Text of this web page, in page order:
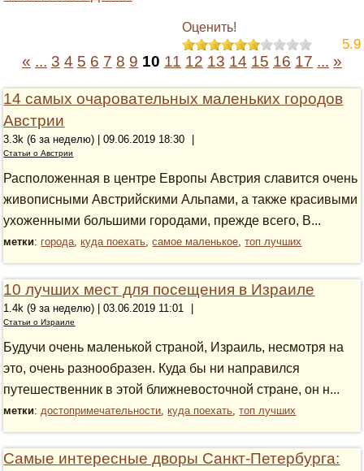
Оценить!
5.9
« ... 3 4 5 6 7 8 9 10 11 12 13 14 15 16 17 ... »
14 самых очаровательных маленьких городов
Австрии
3.3k (6 за неделю) | 09.06.2019 18:30
Статьи о Австрии
Расположенная в центре Европы Австрия славится очень
живописными Австрийскими Альпами, а также красивыми
ухоженными большими городами, прежде всего, В...
метки: города,куда поехать,самое маленькое,топ лучших
10 лучших мест для посещения в Израиле
1.4k (9 за неделю) | 03.06.2019 11:01
Статьи о Израиле
Будучи очень маленькой страной, Израиль, несмотря на
это, очень разнообразен. Куда бы ни направился
путешественник в этой ближневосточной стране, он н...
метки:достопримечательности,куда поехать,топ лучших
Самые интересные дворы Санкт-Петербурга: